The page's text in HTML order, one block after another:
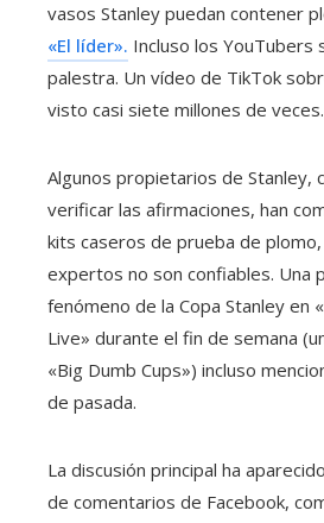
vasos Stanley puedan contener
«El líder». Incluso los YouTubers
palestra. Un vídeo de TikTok
visto casi siete millones de veces.
Algunos propietarios de Stanley,
verificar las afirmaciones, han
kits caseros de prueba de
expertos no son confiables. Una
fenómeno de la Copa Stanley en
Live» durante el fin de semana
«Big Dumb Cups») incluso
de pasada.
La discusión principal ha
de comentarios de Facebook,